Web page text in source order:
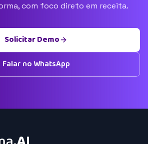
com foco direto em receita.
Solicitar Demo
Falar no WhatsApp